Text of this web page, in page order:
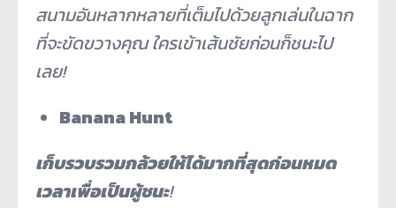
สนามอันหลากหลายที่เต็มไปด้วยลูกเล่นในฉาก
ที่จะขัดขวางคุณ ใครเข้าเส้นชัยก่อนก็ชนะไป
เลย!
Banana Hunt
เก็บรวบรวมกล้วยให้ได้มากที่สุดก่อนหมด
เวลาเพื่อเป็นผู้ชนะ!